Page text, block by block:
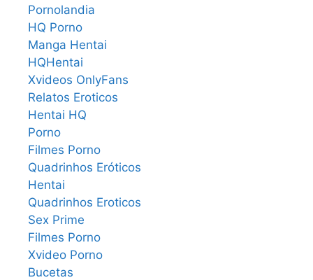
Pornolandia
HQ Porno
Manga Hentai
HQHentai
Xvideos OnlyFans
Relatos Eroticos
Hentai HQ
Porno
Filmes Porno
Quadrinhos Eróticos
Hentai
Quadrinhos Eroticos
Sex Prime
Filmes Porno
Xvideo Porno
Bucetas